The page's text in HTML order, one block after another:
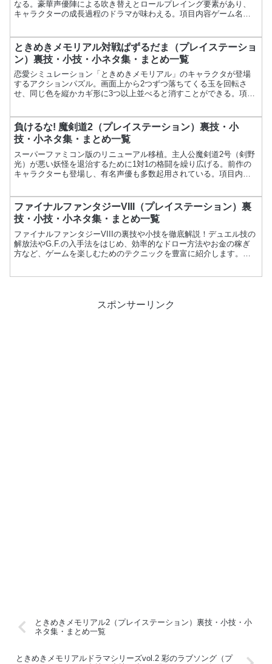
なる。豪華声優陣による吹き替えとロールプレイング要素があり、
キャラクターの成長過程のドラマが味わえる。項目内容ゲーム名メ
ときめきメモリアル対戦ぱずるだま（プレイステーショ
ン）裏技・小技・小ネタ集・まとめ一覧
恋愛シミュレーション「ときめきメモリアル」のキャラクタが登場
するアクションパズル。画面上から2つずつ落ちてくる玉を回転さ
せ、同じ色を縦かカギ形に3つ以上並べると消すことができる。項目
負けるな! 魔剣道2（プレイステーション）裏技・小
技・小ネタ集・まとめ一覧
スーパーファミコン版のリニューアル移植。主人公魔剣道2号（剣野
光）が悪い妖怪を退治するために1対1の格闘を繰り広げる。前作の
キャラクターも登場し、有名声優も多数起用されている。項目内容
ファイナルファンタジーVIII（プレイステーション）裏
技・小技・小ネタ集・まとめ一覧
ファイナルファンタジーVIIIの裏技や小技を徹底解説！デュエル技の
解放法やG.F.の入手法をはじめ、効率的なドロー方法やお金の稼ぎ
方など、ゲームを楽しむためのテクニックを豊富に紹介します。攻
スポンサーリンク
ときめきメモリアル2（プレイステーション）裏技・小技・小
ネタ集・まとめ一覧
ときめきメモリアルドラマシリーズvol.2 彩のラブソング（プ